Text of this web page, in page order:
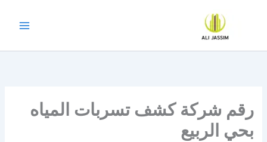
رقم شركة كشف تسربات المياه
بحي الربيع